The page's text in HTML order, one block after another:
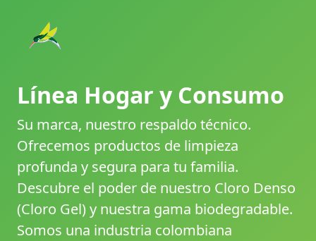
Línea Hogar y Consumo
Su marca, nuestro respaldo técnico.
Ofrecemos productos de limpieza
profunda y segura para tu familia.
Descubre el poder de nuestro Cloro Denso
(Cloro Gel) y nuestra gama biodegradable.
Somos una industria colombiana